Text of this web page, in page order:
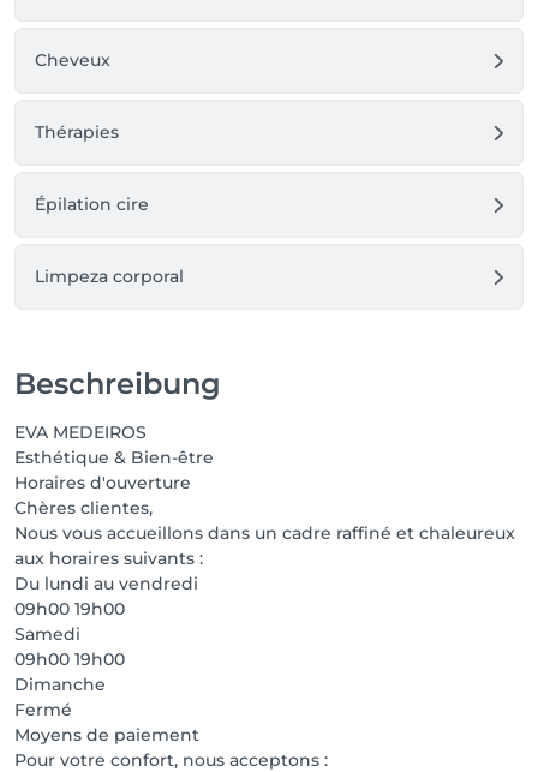
Cheveux
Thérapies
Épilation cire
Limpeza corporal
Beschreibung
EVA MEDEIROS
Esthétique & Bien-être
Horaires d'ouverture
Chères clientes,
Nous vous accueillons dans un cadre raffiné et chaleureux
aux horaires suivants :
Du lundi au vendredi
09h00 19h00
Samedi
09h00 19h00
Dimanche
Fermé
Moyens de paiement
Pour votre confort, nous acceptons :